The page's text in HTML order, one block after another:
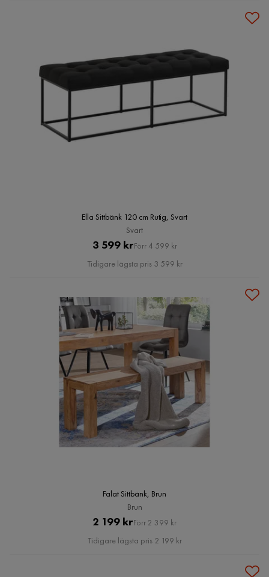
Ella Sittbänk 120 cm Rutig, Svart
Svart
Pris
3 599 krOriginal
Pris
Förr 4 599 kr
Tidigare lägsta pris 3 599 kr
Falat Sittbänk, Brun
Brun
Pris
2 199 krOriginal
Pris
Förr 2 399 kr
Tidigare lägsta pris 2 199 kr